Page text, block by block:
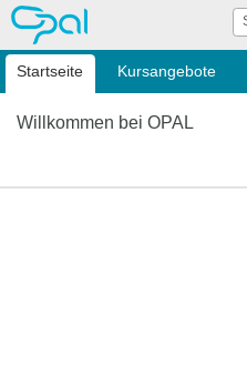
OPAL
Startseite Kursangebote
Willkommen bei OPAL